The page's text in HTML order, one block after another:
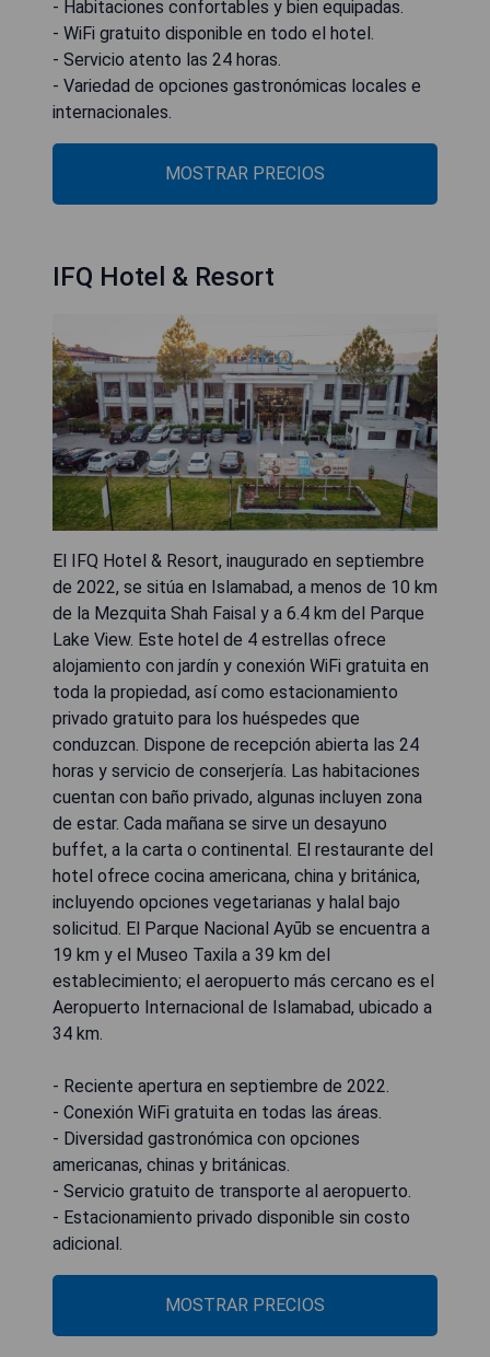
- Habitaciones confortables y bien equipadas.
- WiFi gratuito disponible en todo el hotel.
- Servicio atento las 24 horas.
- Variedad de opciones gastronómicas locales e
internacionales.
MOSTRAR PRECIOS
IFQ Hotel & Resort
El IFQ Hotel & Resort, inaugurado en septiembre
de 2022, se sitúa en Islamabad, a menos de 10 km
de la Mezquita Shah Faisal y a 6.4 km del Parque
Lake View. Este hotel de 4 estrellas ofrece
alojamiento con jardín y conexión WiFi gratuita en
toda la propiedad, así como estacionamiento
privado gratuito para los huéspedes que
conduzcan. Dispone de recepción abierta las 24
horas y servicio de conserjería. Las habitaciones
cuentan con baño privado, algunas incluyen zona
de estar. Cada mañana se sirve un desayuno
buffet, a la carta o continental. El restaurante del
hotel ofrece cocina americana, china y británica,
incluyendo opciones vegetarianas y halal bajo
solicitud. El Parque Nacional Ayūb se encuentra a
19 km y el Museo Taxila a 39 km del
establecimiento; el aeropuerto más cercano es el
Aeropuerto Internacional de Islamabad, ubicado a
34 km.
- Reciente apertura en septiembre de 2022.
- Conexión WiFi gratuita en todas las áreas.
- Diversidad gastronómica con opciones
americanas, chinas y británicas.
- Servicio gratuito de transporte al aeropuerto.
- Estacionamiento privado disponible sin costo
adicional.
MOSTRAR PRECIOS